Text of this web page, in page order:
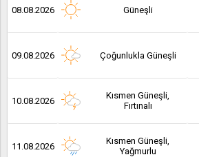
08.08.2026 Güneşli
09.08.2026 Çoğunlukla Güneşli
10.08.2026
Kısmen Güneşli,
Fırtınalı
11.08.2026
Kısmen Güneşli,
Yağmurlu